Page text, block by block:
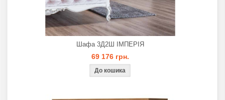
Шафа 3Д2Ш ІМПЕРІЯ
69 176 грн.